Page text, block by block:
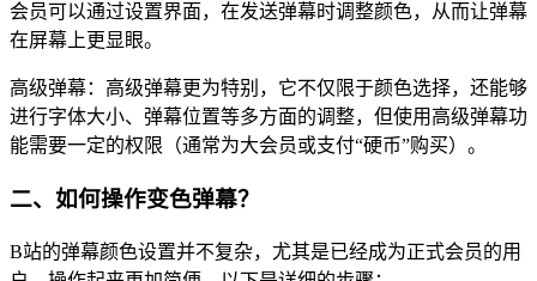
会员可以通过设置界面，在发送弹幕时调整颜色，从而让弹幕
在屏幕上更显眼。
高级弹幕：高级弹幕更为特别，它不仅限于颜色选择，还能够
进行字体大小、弹幕位置等多方面的调整，但使用高级弹幕功
能需要一定的权限（通常为大会员或支付“硬币”购买）。
二、如何操作变色弹幕？
B站的弹幕颜色设置并不复杂，尤其是已经成为正式会员的用